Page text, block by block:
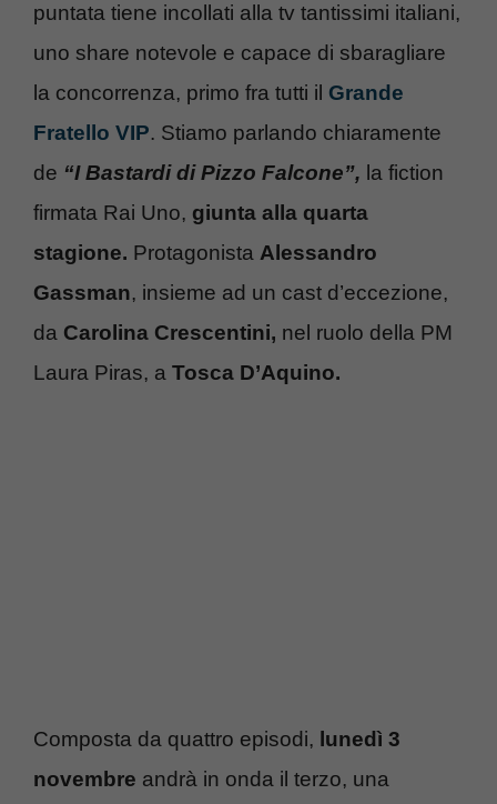
puntata tiene incollati alla tv tantissimi italiani,
uno share notevole e capace di sbaragliare
la concorrenza, primo fra tutti il Grande
Fratello VIP. Stiamo parlando chiaramente
de “I Bastardi di Pizzo Falcone”, la fiction
firmata Rai Uno, giunta alla quarta
stagione. Protagonista Alessandro
Gassman, insieme ad un cast d’eccezione,
da Carolina Crescentini, nel ruolo della PM
Laura Piras, a Tosca D’Aquino.
Composta da quattro episodi, lunedì 3
novembre andrà in onda il terzo, una